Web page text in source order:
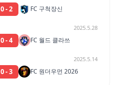
0-2 FC 구척장신
2025.5.28
0-4 FC 월드 클라쓰
2025.5.14
0-3 FC 원더우먼 2026